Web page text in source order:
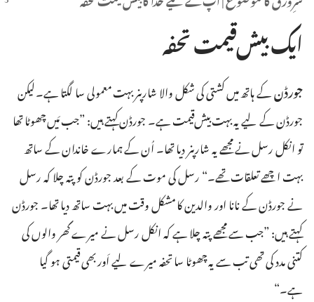
ایک بیش‌قیمت تحفہ
جورڈنکے ہاتھ میں کشتی کی شکل والا شارپنر بہت معمولی سا لگتا ہے۔‏ لیکن
جورڈن کے لیے یہ بہت بیش‌قیمت ہے۔‏ جورڈن کہتے ہیں:‏ ”‏جب مَیں چھوٹا تھا
تو انکل رسل نے مجھے یہ شارپنر دیا تھا۔‏ اُن کے ہمارے خاندان کے ساتھ
بہت اچھے تعلقات تھے۔‏“‏ رسل کی موت کے بعد جورڈن کو پتہ چلا کہ رسل
نے جورڈن کے نانا اور والدین کا مشکل وقت میں بہت ساتھ دیا تھا۔‏ جورڈن
کہتے ہیں:‏ ”‏جب سے مجھے پتہ چلا ہے کہ انکل رسل نے میرے گھر والوں کی
کتنی مدد کی تھی تب سے یہ چھوٹا سا تحفہ میرے لیے اَور بھی قیمتی ہو گیا
ہے۔‏“‏